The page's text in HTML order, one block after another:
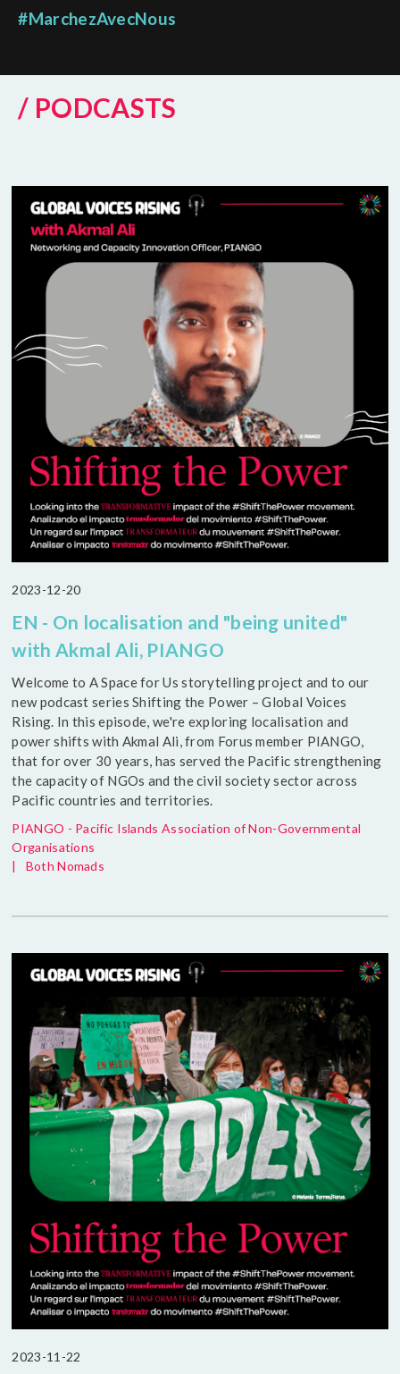
#MarchezAvecNous
/ PODCASTS
2023-12-20
EN - On localisation and "being united"
with Akmal Ali, PIANGO
Welcome to A Space for Us storytelling project and to our
new podcast series Shifting the Power – Global Voices
Rising. In this episode, we're exploring localisation and
power shifts with Akmal Ali, from Forus member PIANGO,
that for over 30 years, has served the Pacific strengthening
the capacity of NGOs and the civil society sector across
Pacific countries and territories.
PIANGO - Pacific Islands Association of Non-Governmental
Organisations
|
Both Nomads
2023-11-22